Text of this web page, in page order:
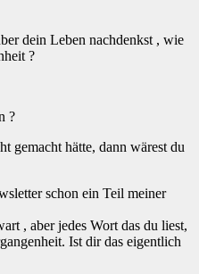
dein Leben nachdenkst , wie
?
?
gemacht hätte, dann wärest du
schon ein Teil meiner
, aber jedes Wort das du liest,
Ist dir das eigentlich